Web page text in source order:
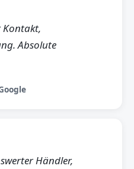
Kontakt,
Absolute
Händler,